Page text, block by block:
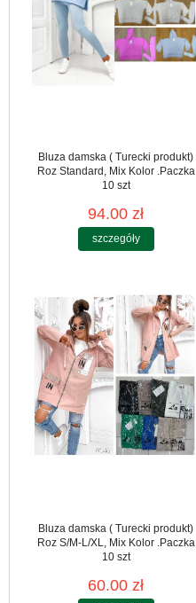
Bluza damska ( Turecki produkt)
Roz Standard, Mix Kolor .Paczka
10 szt
94.00 zł
szczegóły
Bluza damska ( Turecki produkt)
Roz S/M-L/XL, Mix Kolor .Paczka
10 szt
60.00 zł